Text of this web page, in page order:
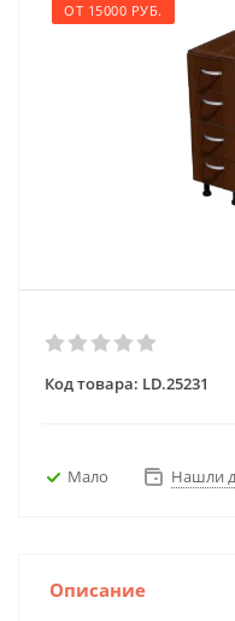
ОТ 15000 РУБ.
Код товара: LD.25231
Мало Нашли
Описание